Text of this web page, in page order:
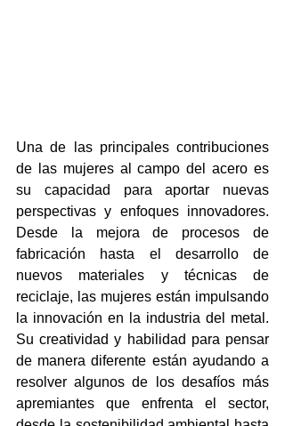
Una de las principales contribuciones
de las mujeres al campo del acero es
su capacidad para aportar nuevas
perspectivas y enfoques innovadores.
Desde la mejora de procesos de
fabricación hasta el desarrollo de
nuevos materiales y técnicas de
reciclaje, las mujeres están impulsando
la innovación en la industria del metal.
Su creatividad y habilidad para pensar
de manera diferente están ayudando a
resolver algunos de los desafíos más
apremiantes que enfrenta el sector,